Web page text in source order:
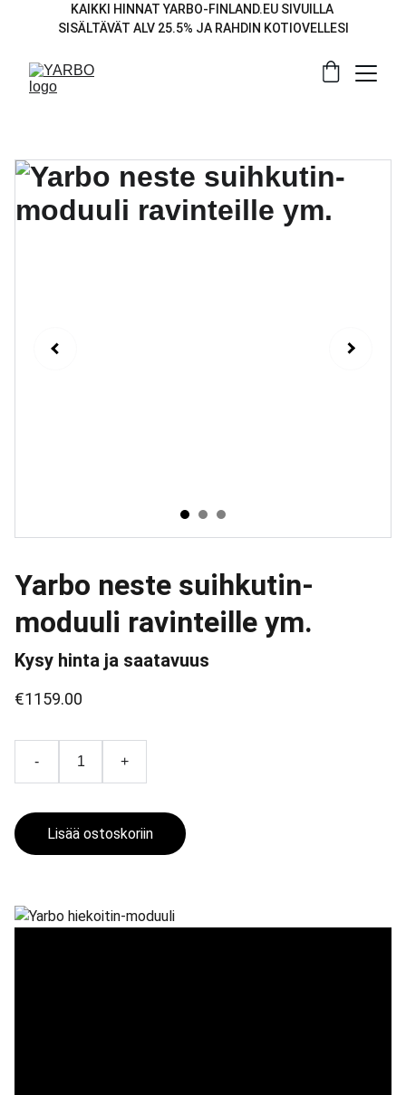
KAIKKI HINNAT YARBO-FINLAND.EU SIVUILLA
SISÄLTÄVÄT ALV 25.5% JA RAHDIN KOTIOVELLESI
Yarbo neste suihkutin-
moduuli ravinteille ym.
Kysy hinta ja saatavuus
€1159.00
- +
Lisää ostoskoriin